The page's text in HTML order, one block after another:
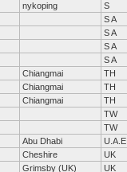
nykoping
S
S A
S A
S A
S A
Chiangmai
TH
Chiangmai
TH
Chiangmai
TH
TW
TW
Abu Dhabi
U.A.E.
Cheshire
UK
Grimsby (UK)
UK